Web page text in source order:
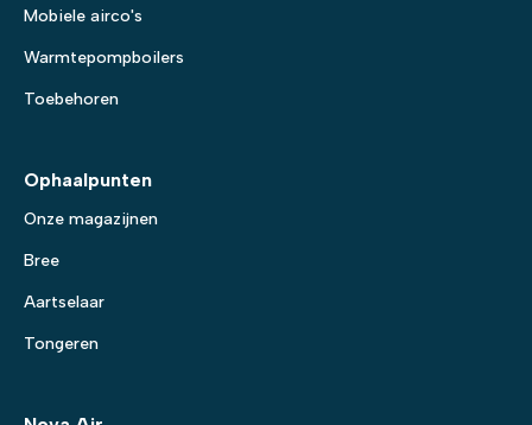
Mobiele airco's
Warmtepompboilers
Toebehoren
Ophaalpunten
Onze magazijnen
Bree
Aartselaar
Tongeren